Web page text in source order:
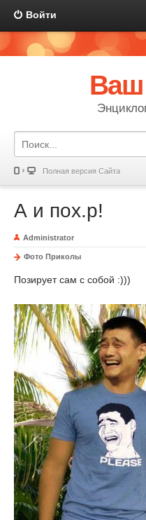
Войти
Ваш
Полная версия Сайта
А и пох.р!
Administrator
Фото Приколы
Позирует сам с собой :)))